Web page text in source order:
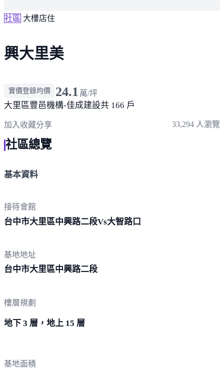
社區 大樓店住
興大里美
實價登錄均價 24.1 萬/坪
大里區豐邑機構-佳成建設共 166 戶
加入收藏分享 33,294 人瀏覽
社區總覽
基本資料
接待會館
台中市大里區中興路二段Vs大智路口
基地地址
台中市大里區中興路二段
樓層規劃
地下 3 層，地上 15 層
基地面積